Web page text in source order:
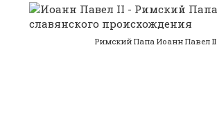
Римский Папа Иоанн Павел II